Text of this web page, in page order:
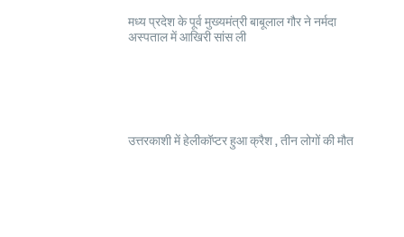
मध्य प्रदेश के पूर्व मुख्यमंत्री बाबूलाल गौर ने नर्मदा
अस्पताल में आखिरी सांस ली
उत्तरकाशी में हेलीकॉप्टर हुआ क्रैश , तीन लोगों की मौत